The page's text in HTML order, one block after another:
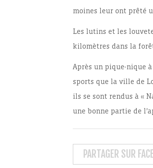
moines leur ont prêté
Les lutins et les
kilomètres dans la
Après un pique-nique
sports que la ville de
ils se sont rendus à «
une bonne partie de
PARTAGER SUR